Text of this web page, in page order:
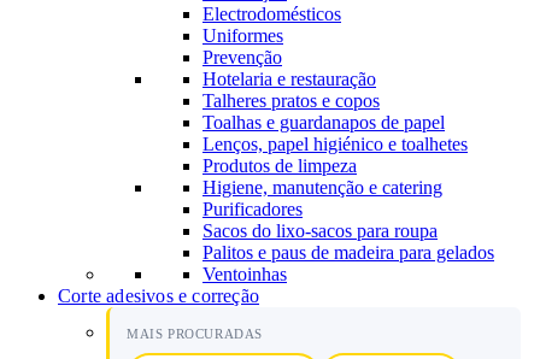
Electrodomésticos
Uniformes
Prevenção
Hotelaria e restauração
Talheres pratos e copos
Toalhas e guardanapos de papel
Lenços, papel higiénico e toalhetes
Produtos de limpeza
Higiene, manutenção e catering
Purificadores
Sacos do lixo-sacos para roupa
Palitos e paus de madeira para gelados
Ventoinhas
Corte adesivos e correção
MAIS PROCURADAS